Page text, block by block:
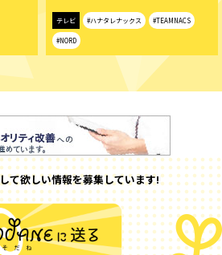
テレビ #ハナタレナックス #TEAMNACS
#NORD
て欲しい情報を募集しています!